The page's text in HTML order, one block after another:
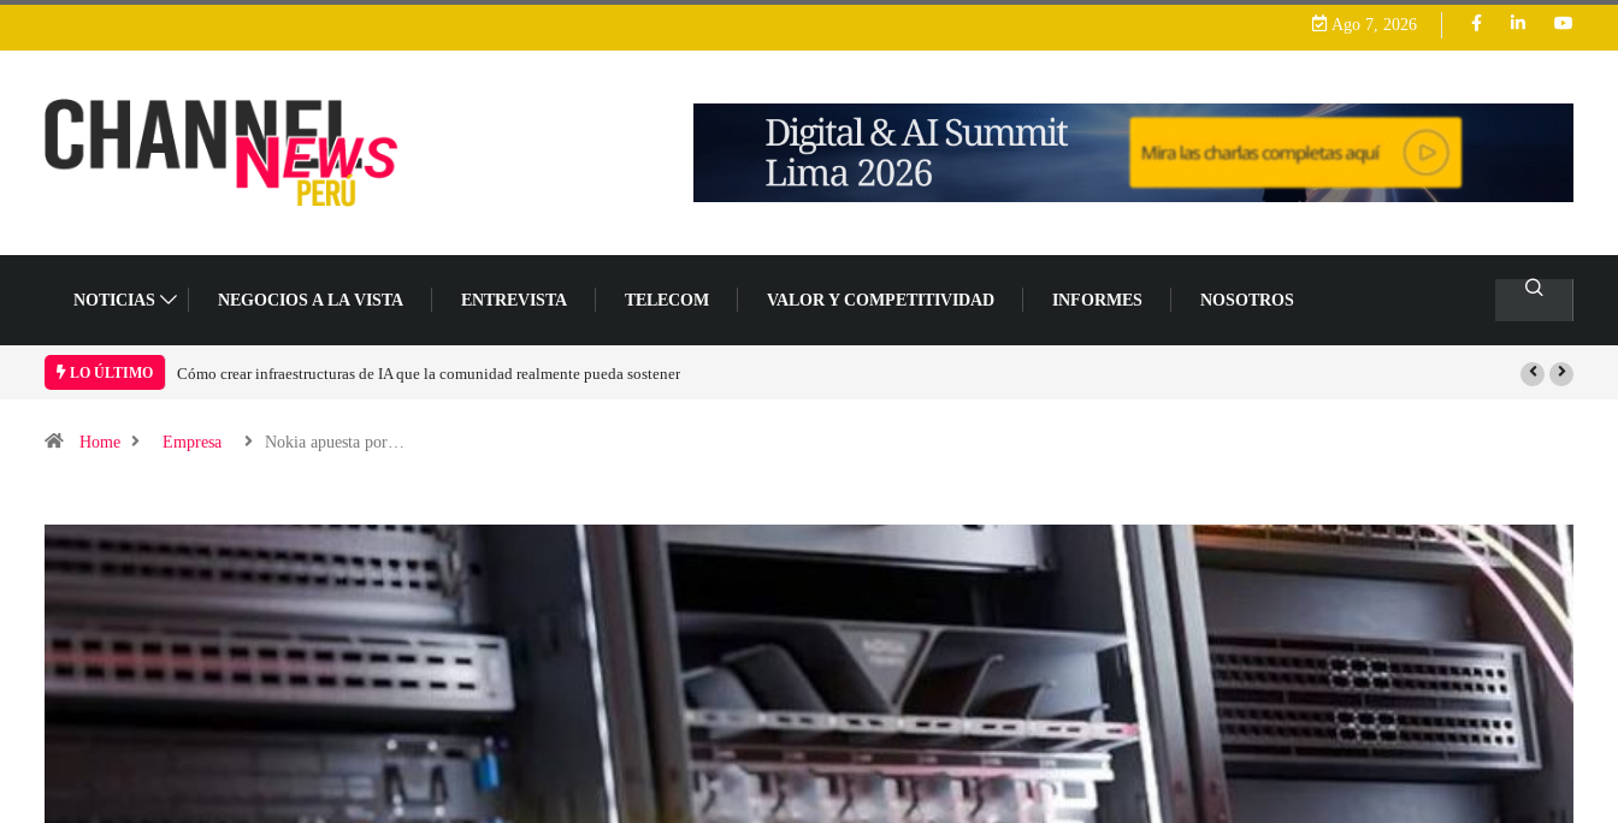
Ago 7, 2026
NOTICIAS NEGOCIOS A LA VISTA ENTREVISTA TELECOM VALOR Y COMPETITIVIDAD INFORMES NOSOTROS
LO ÚLTIMO Las tarjetas gráficas RDNA 5 ya están en fase avanzada de desarrollo
Home Empresa Nokia apuesta por…